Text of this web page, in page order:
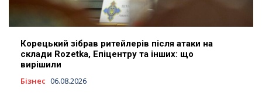
Корецький зібрав ритейлерів після атаки на
склади Rozetka, Епіцентру та інших: що
вирішили
Бізнес 06.08.2026